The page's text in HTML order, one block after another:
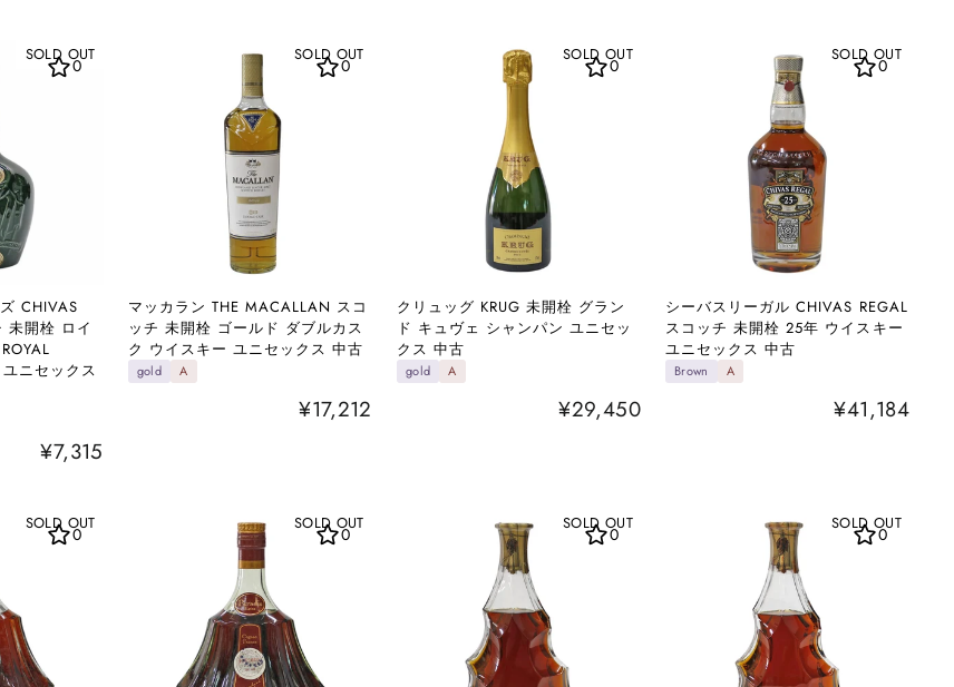
SOLD OUT
CHIVAS
未開栓 ロイ
ニセックス
¥7,315
0
SOLD OUT
マッカラン THE MACALLAN スコ
ッチ 未開栓 ゴールド ダブルカス
ク ウイスキー ユニセックス 中古
gold A
¥17,212
0
SOLD OUT
クリュッグ KRUG 未開栓 グラン
ド キュヴェ シャンパン ユニセッ
クス 中古
gold A
¥29,450
0
SOLD OUT
シーバスリーガル CHIVAS REGAL
スコッチ 未開栓 25年 ウイスキー
ユニセックス 中古
Brown A
¥41,184
0
SOLD OUT
0
SOLD OUT
0
SOLD OUT
0
SOLD OUT
0